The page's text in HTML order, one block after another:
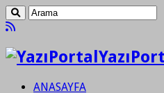
ANASAYFA